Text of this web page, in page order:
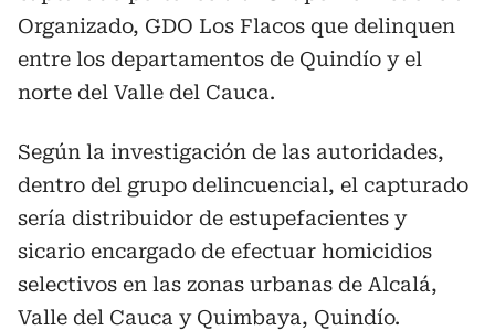
Organizado, GDO Los Flacos que delinquen
entre los departamentos de Quindío y el
norte del Valle del Cauca.
Según la investigación de las autoridades,
dentro del grupo delincuencial, el capturado
sería distribuidor de estupefacientes y
sicario encargado de efectuar homicidios
selectivos en las zonas urbanas de Alcalá,
Valle del Cauca y Quimbaya, Quindío.